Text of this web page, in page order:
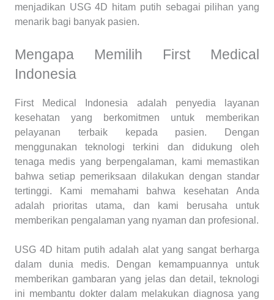
menjadikan USG 4D hitam putih sebagai pilihan yang
menarik bagi banyak pasien.
Mengapa Memilih First Medical
Indonesia
First Medical Indonesia adalah penyedia layanan
kesehatan yang berkomitmen untuk memberikan
pelayanan terbaik kepada pasien. Dengan
menggunakan teknologi terkini dan didukung oleh
tenaga medis yang berpengalaman, kami memastikan
bahwa setiap pemeriksaan dilakukan dengan standar
tertinggi. Kami memahami bahwa kesehatan Anda
adalah prioritas utama, dan kami berusaha untuk
memberikan pengalaman yang nyaman dan profesional.
USG 4D hitam putih adalah alat yang sangat berharga
dalam dunia medis. Dengan kemampuannya untuk
memberikan gambaran yang jelas dan detail, teknologi
ini membantu dokter dalam melakukan diagnosa yang